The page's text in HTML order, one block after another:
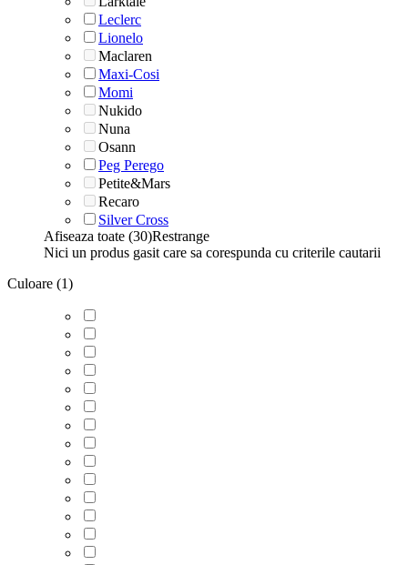
Leclerc
Lionelo
Maclaren
Maxi-Cosi
Momi
Nukido
Nuna
Osann
Peg Perego
Petite&Mars
Recaro
Silver Cross
Afiseaza toate (30)Restrange
Nici un produs gasit care sa corespunda cu criterile cautarii
Culoare (1)